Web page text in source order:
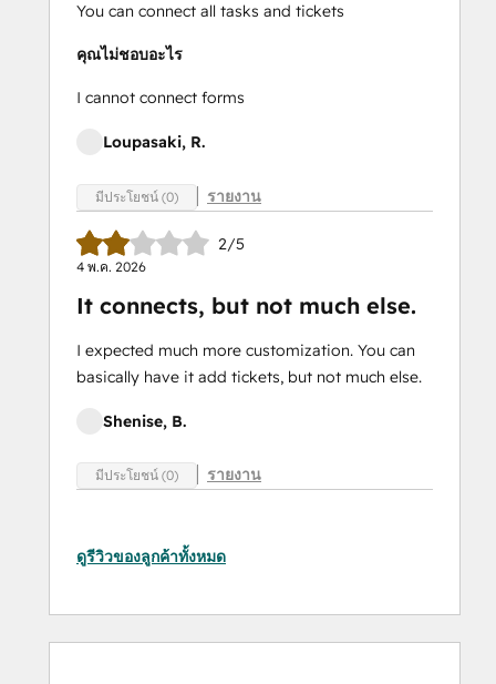
You can connect all tasks and tickets
คุณไม่ชอบอะไร
I cannot connect forms
Loupasaki, R.
มีประโยชน์ (0) รายงาน
2/5
4 พ.ค. 2026
It connects, but not much else.
I expected much more customization. You can
basically have it add tickets, but not much else.
Shenise, B.
มีประโยชน์ (0) รายงาน
ดูรีวิวของลูกค้าทั้งหมด